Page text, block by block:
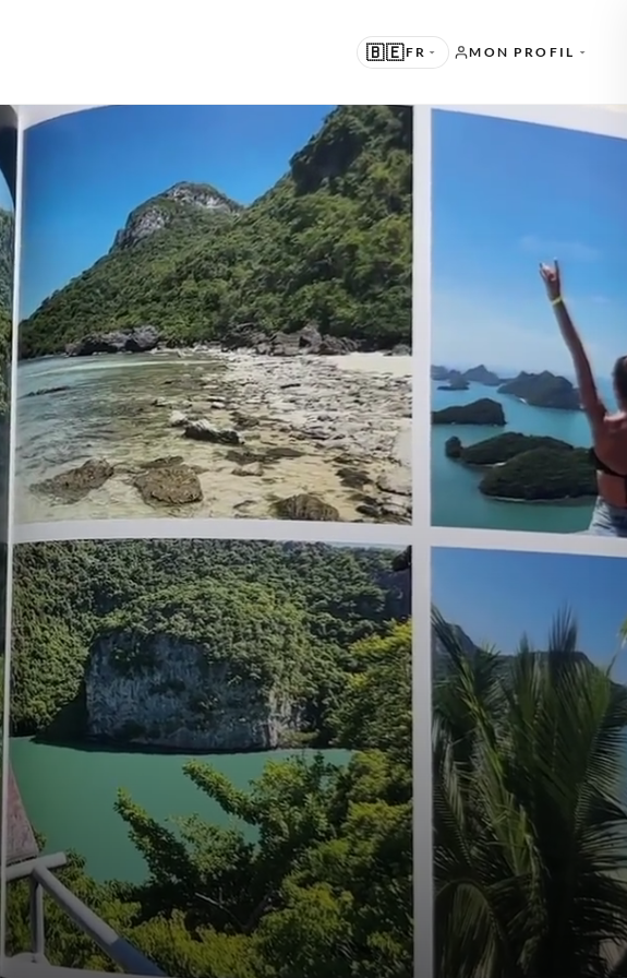
🇧🇪FR
EN · ENGLISH
AUTRES LANGUES
NL · NEDERLANDS
DE · DEUTSCH
FR · FRANÇAIS
ES · ESPAÑOL
🇩🇪ALLEMAGNE
🇨🇾CHYPRE
🇭🇷 CROATIE
🇩🇰DANEMARK
🇪🇸 ESPAGNE
ESTONIE
🇺🇸 ÉTATS-UNIS
🇫🇮 FINLANDE
🇫🇷 FRANCE
🇬🇷GRÈCE
MON PROFIL